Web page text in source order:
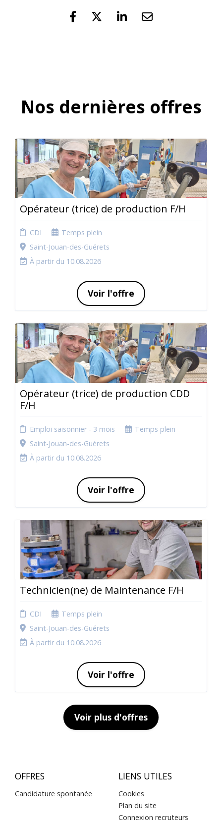
Nos dernières offres
Opérateur (trice) de production F/H
CDI
Temps plein
Saint-Jouan-des-Guérets
À partir du 10.08.2026
Voir l'offre
Opérateur (trice) de production CDD
F/H
Emploi saisonnier - 3 mois
Temps plein
Saint-Jouan-des-Guérets
À partir du 10.08.2026
Voir l'offre
Technicien(ne) de Maintenance F/H
CDI
Temps plein
Saint-Jouan-des-Guérets
À partir du 10.08.2026
Voir l'offre
Voir plus d'offres
OFFRES
Candidature spontanée
LIENS UTILES
Cookies
Plan du site
Connexion recruteurs